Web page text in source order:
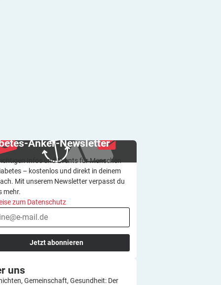
Anker-Newsletter
Infos und Events für Menschen
– kostenlos und direkt in deinem
Mit unserem Newsletter verpasst du
mehr.
zum Datenschutz
Jetzt abonnieren
uns
Gemeinschaft, Gesundheit: Der